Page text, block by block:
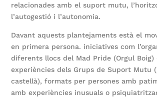
relacionades amb el suport mutu,
l’autogestió i l’autonomia.
Davant aquests plantejaments està el
en primera persona. iniciatives com
diferents llocs del Mad Pride (Orgul Boig)
experiències dels Grups de Suport Mutu
castellà), formats per persones amb
amb experiències inusuals o